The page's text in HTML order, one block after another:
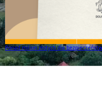
Mamy to! Gmina Czernica z